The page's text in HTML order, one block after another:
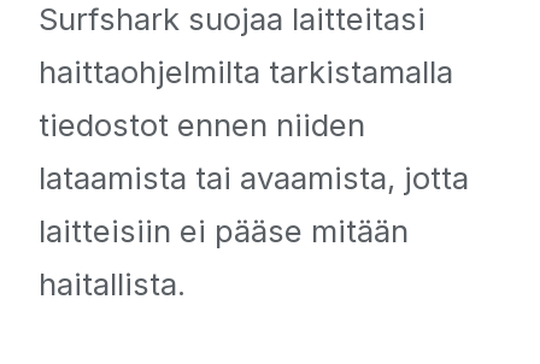
Surfshark suojaa laitteitasi
haittaohjelmilta tarkistamalla
tiedostot ennen niiden
lataamista tai avaamista, jotta
laitteisiin ei pääse mitään
haitallista.